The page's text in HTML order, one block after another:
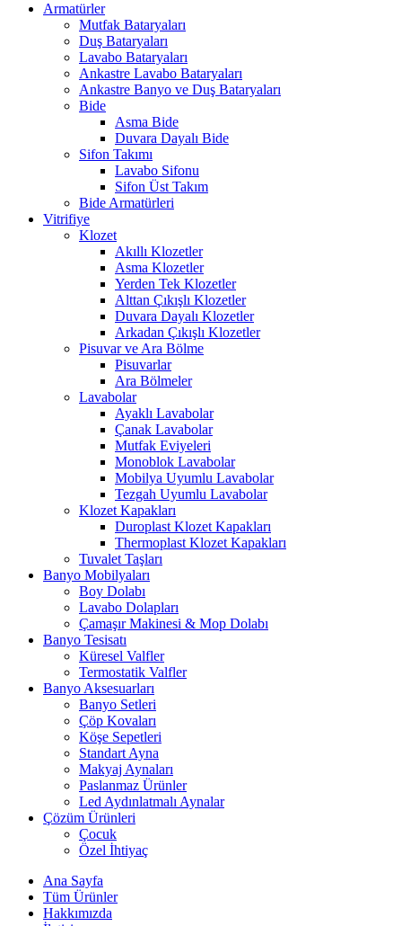
Armatürler
Mutfak Bataryaları
Duş Bataryaları
Lavabo Bataryaları
Ankastre Lavabo Bataryaları
Ankastre Banyo ve Duş Bataryaları
Bide
Asma Bide
Duvara Dayalı Bide
Sifon Takımı
Lavabo Sifonu
Sifon Üst Takım
Bide Armatürleri
Vitrifiye
Klozet
Akıllı Klozetler
Asma Klozetler
Yerden Tek Klozetler
Alttan Çıkışlı Klozetler
Duvara Dayalı Klozetler
Arkadan Çıkışlı Klozetler
Pisuvar ve Ara Bölme
Pisuvarlar
Ara Bölmeler
Lavabolar
Ayaklı Lavabolar
Çanak Lavabolar
Mutfak Eviyeleri
Monoblok Lavabolar
Mobilya Uyumlu Lavabolar
Tezgah Uyumlu Lavabolar
Klozet Kapakları
Duroplast Klozet Kapakları
Thermoplast Klozet Kapakları
Tuvalet Taşları
Banyo Mobilyaları
Boy Dolabı
Lavabo Dolapları
Çamaşır Makinesi & Mop Dolabı
Banyo Tesisatı
Küresel Valfler
Termostatik Valfler
Banyo Aksesuarları
Banyo Setleri
Çöp Kovaları
Köşe Sepetleri
Standart Ayna
Makyaj Aynaları
Paslanmaz Ürünler
Led Aydınlatmalı Aynalar
Çözüm Ürünleri
Çocuk
Özel İhtiyaç
Ana Sayfa
Tüm Ürünler
Hakkımızda